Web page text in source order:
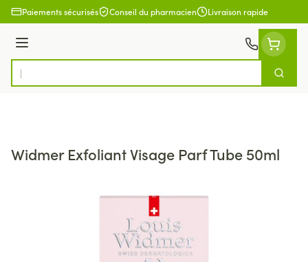
Aller au contenu
Paiements sécurisés Conseil du pharmacien Livraison rapide
Menu
Rechercher
Widmer Exfoliant Visage Parf Tube 50ml